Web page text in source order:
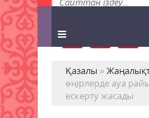
Қазалы »
өңірлерде ауа
ескерту жасады